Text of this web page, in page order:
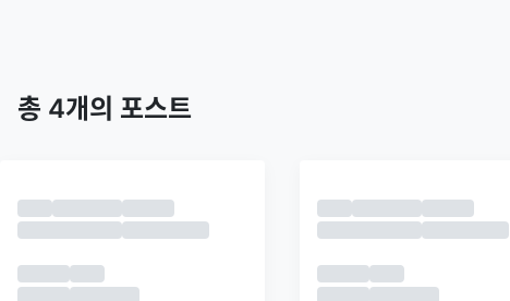
트렌딩 추천 최신
총 4개의 포스트